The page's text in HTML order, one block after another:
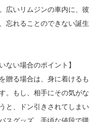
広いリムジンの車内に、彼
忘れることのできない誕生
ない場合のポイント】
贈る場合は、身に着けるも
。もし、相手にその気がな
と、ドン引きされてしまい
スグッズ。手頃な値段で購